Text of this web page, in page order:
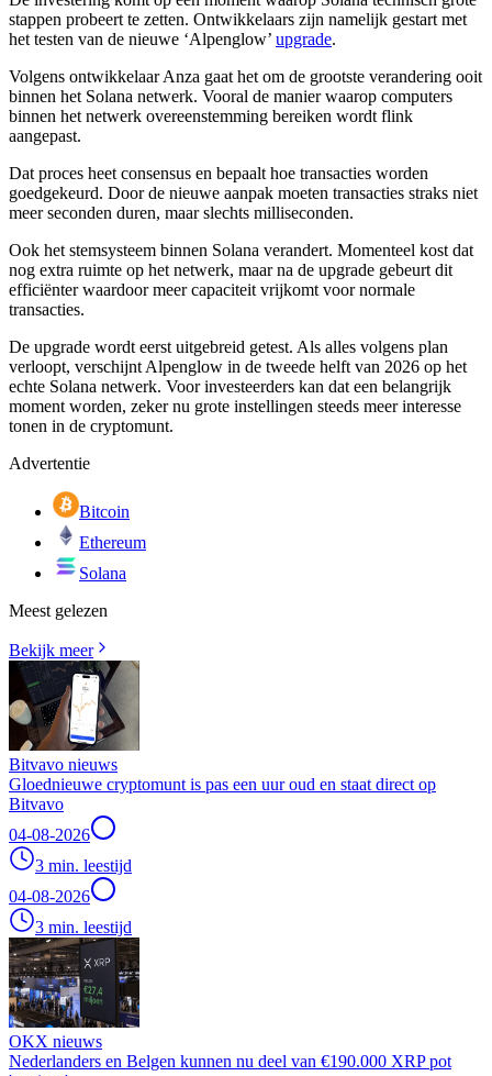
stappen probeert te zetten. Ontwikkelaars zijn namelijk gestart met
het testen van de nieuwe ‘Alpenglow’ upgrade.
Volgens ontwikkelaar Anza gaat het om de grootste verandering ooit
binnen het Solana netwerk. Vooral de manier waarop computers
binnen het netwerk overeenstemming bereiken wordt flink
aangepast.
Dat proces heet consensus en bepaalt hoe transacties worden
goedgekeurd. Door de nieuwe aanpak moeten transacties straks niet
meer seconden duren, maar slechts milliseconden.
Ook het stemsysteem binnen Solana verandert. Momenteel kost dat
nog extra ruimte op het netwerk, maar na de upgrade gebeurt dit
efficiënter waardoor meer capaciteit vrijkomt voor normale
transacties.
De upgrade wordt eerst uitgebreid getest. Als alles volgens plan
verloopt, verschijnt Alpenglow in de tweede helft van 2026 op het
echte Solana netwerk. Voor investeerders kan dat een belangrijk
moment worden, zeker nu grote instellingen steeds meer interesse
tonen in de cryptomunt.
Advertentie
Bitcoin
Ethereum
Solana
Meest gelezen
Bekijk meer
Bitvavo nieuws
Gloednieuwe cryptomunt is pas een uur oud en staat direct op
Bitvavo
04-08-2026
3 min. leestijd
04-08-2026
3 min. leestijd
OKX nieuws
Nederlanders en Belgen kunnen nu deel van €190.000 XRP pot